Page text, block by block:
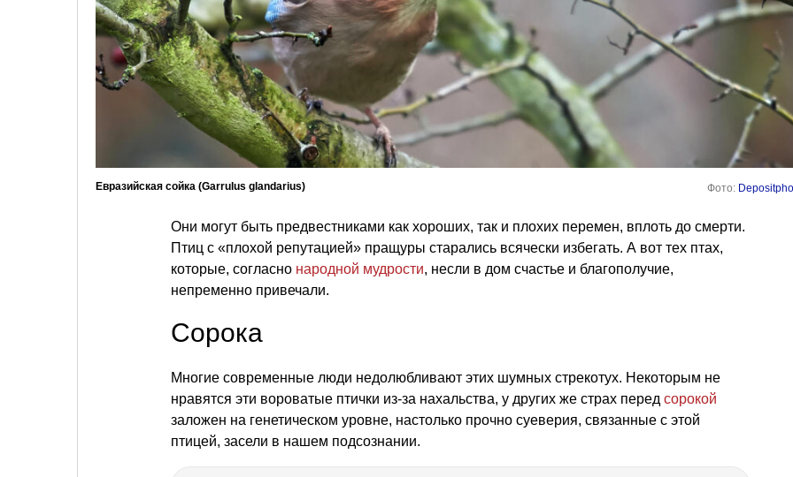
Евразийская сойка (Garrulus glandarius) Фото:
Они могут быть предвестниками как хороших, так и плохих перемен, вплоть до смерти.
Птиц с «плохой репутацией» пращуры старались всячески избегать. А вот тех птах,
которые, согласно народной мудрости, несли в дом счастье и благополучие,
непременно привечали.
Сорока
Многие современные люди недолюбливают этих шумных стрекотух. Некоторым не
нравятся эти вороватые птички из-за нахальства, у других же страх перед сорокой
заложен на генетическом уровне, настолько прочно суеверия, связанные с этой
птицей, засели в нашем подсознании.